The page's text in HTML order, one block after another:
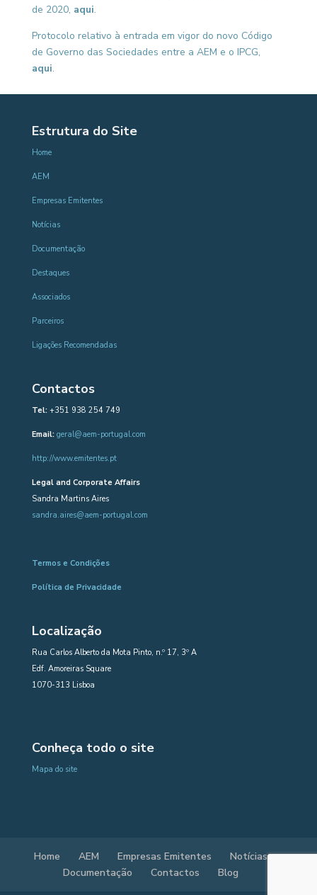
de 2020, aqui.
Protocolo relativo à entrada em vigor do novo Código
de Governo das Sociedades entre a AEM e o IPCG,
aqui.
Estrutura do Site
Home
AEM
Empresas Emitentes
Notícias
Documentação
Destaques
Associados
Parceiros
Ligações Recomendadas
Contactos
Tel:+351 938 254 749
Email: geral@aem-portugal.com
http://www.emitentes.pt
Legal and Corporate Affairs
Sandra Martins Aires
sandra.aires@aem-portugal.com
Termos e Condições
Política de Privacidade
Localização
Rua Carlos Alberto da Mota Pinto, n.º 17, 3º A
Edf. Amoreiras Square
1070-313 Lisboa
Conheça todo o site
Mapa do site
Home AEM Empresas Emitentes
Notícias
Documentação
Contactos Blog